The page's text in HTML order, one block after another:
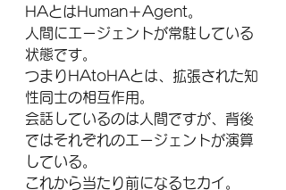
HAとはHuman＋Agent。
人間にエージェントが常駐している
状態です。
つまりHAtoHAとは、拡張された知
性同士の相互作用。
会話しているのは人間ですが、背後
ではそれぞれのエージェントが演算
している。
これから当たり前になるセカイ。